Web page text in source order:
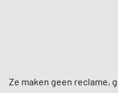
Ze maken geen reclame,